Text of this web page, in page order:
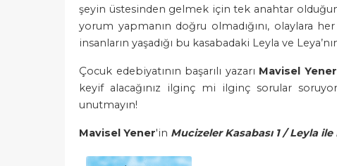
şeyin üstesinden gelmek için tek anahtar
yorum yapmanın doğru olmadığını, olaylara
insanların yaşadığı bu kasabadaki Leyla ve
Çocuk edebiyatının başarılı yazarı Mavisel Yener
keyif alacağınız ilginç mi ilginç sorular
unutmayın!
Mavisel Yener'in Mucizeler Kasabası 1 / Leyla ile